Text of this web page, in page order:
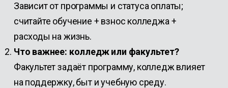
Зависит от программы и статуса оплаты;
считайте обучение + взнос колледжа +
расходы на жизнь.
Что важнее: колледж или факультет?
Факультет задаёт программу, колледж влияет
на поддержку, быт и учебную среду.